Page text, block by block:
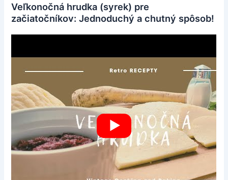
Veľkonočná hrudka (syrek) pre
začiatočníkov: Jednoduchý a chutný spôsob!